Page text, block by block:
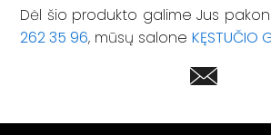
Dėl šio produkto galime Jus
262 35 96, mūsų salone KĘSTUČIO